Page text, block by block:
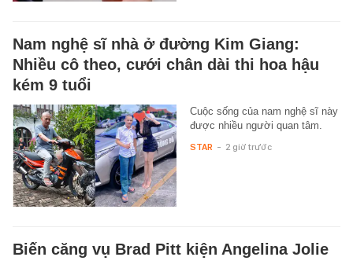
Nam nghệ sĩ nhà ở đường Kim Giang:
Nhiều cô theo, cưới chân dài thi hoa hậu
kém 9 tuổi
Cuộc sống của nam nghệ sĩ này
được nhiều người quan tâm.
STAR - 2 giờ trước
Biến căng vụ Brad Pitt kiện Angelina Jolie